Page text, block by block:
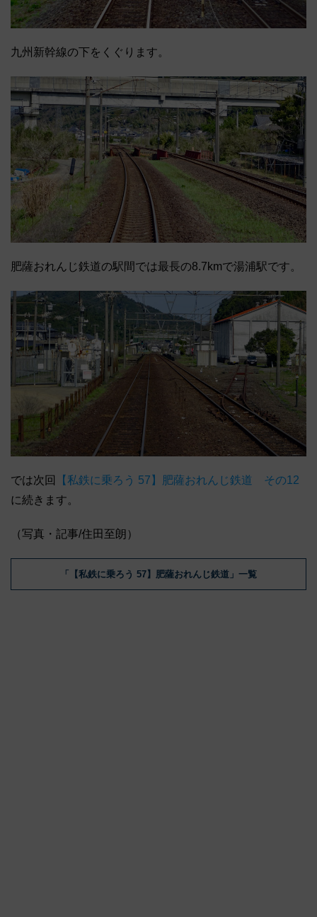
九州新幹線の下をくぐります。
肥薩おれんじ鉄道の駅間では最長の8.7kmで湯浦駅です。
では次回
【私鉄に乗ろう 57】肥薩おれんじ鉄道 その12
に続きます。
（写真・記事/住田至朗）
「【私鉄に乗ろう 57】肥薩おれんじ鉄道」一覧